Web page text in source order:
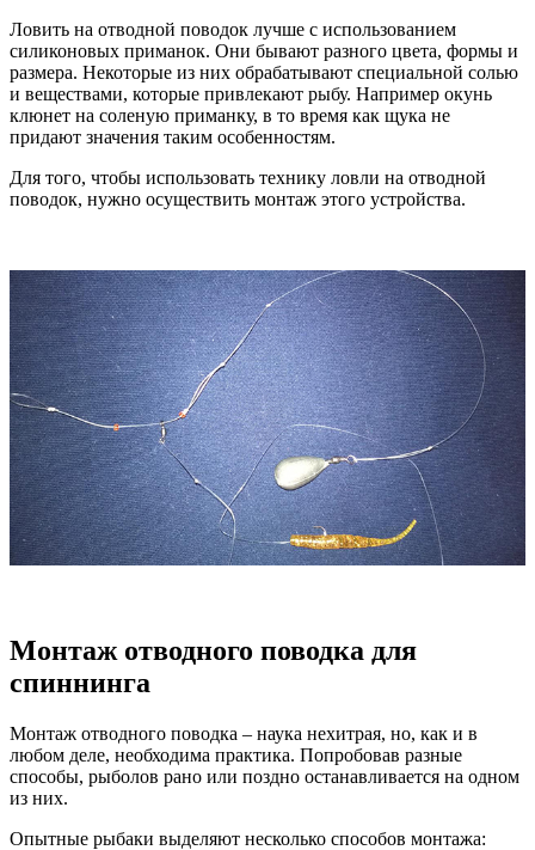
Ловить на отводной поводок лучше с использованием
силиконовых приманок. Они бывают разного цвета, формы и
размера. Некоторые из них обрабатывают специальной солью
и веществами, которые привлекают рыбу. Например окунь
клюнет на соленую приманку, в то время как щука не
придают значения таким особенностям.
Для того, чтобы использовать технику ловли на отводной
поводок, нужно осуществить монтаж этого устройства.
Монтаж отводного поводка для
спиннинга
Монтаж отводного поводка – наука нехитрая, но, как и в
любом деле, необходима практика. Попробовав разные
способы, рыболов рано или поздно останавливается на одном
из них.
Опытные рыбаки выделяют несколько способов монтажа: